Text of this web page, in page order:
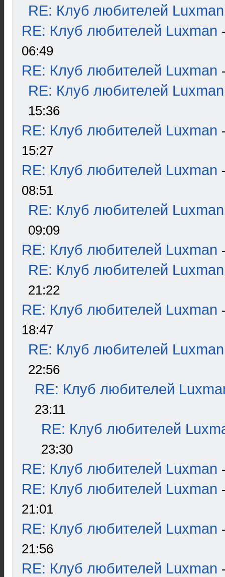
RE: Клуб любителей Luxman
RE: Клуб любителей Luxman
06:49
RE: Клуб любителей Luxman
RE: Клуб любителей Luxman
15:36
RE: Клуб любителей Luxman
15:27
RE: Клуб любителей Luxman
08:51
RE: Клуб любителей Luxman
09:09
RE: Клуб любителей Luxman
RE: Клуб любителей Luxman
21:22
RE: Клуб любителей Luxman
18:47
RE: Клуб любителей Luxman
22:56
RE: Клуб любителей
23:11
RE: Клуб любителей
23:30
RE: Клуб любителей Luxman
RE: Клуб любителей Luxman
21:01
RE: Клуб любителей Luxman
21:56
RE: Клуб любителей Luxman